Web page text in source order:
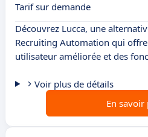
Tarif sur demande
Découvrez Lucca, une
Recruiting Automation qui
utilisateur améliorée et des
Voir plus de détails
En savoir